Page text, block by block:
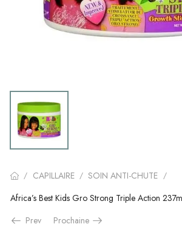
/ CAPILLAIRE / SOIN ANTI-CHUTE /
Africa’s Best Kids Gro Strong Triple Action
Prev
Prochaine